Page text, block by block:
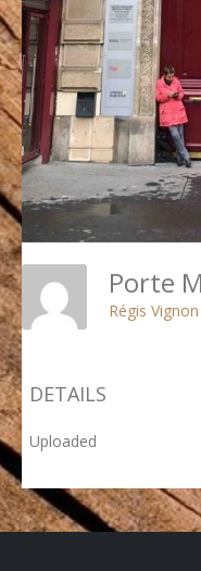
Régis Vignon
DETAILS
Uploaded